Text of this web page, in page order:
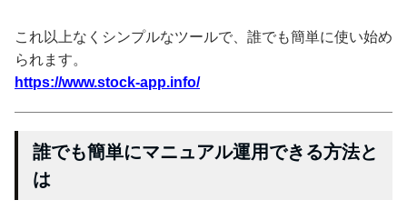
これ以上なくシンプルなツールで、誰でも簡単に使い始め
られます。
https://www.stock-app.info/
誰でも簡単にマニュアル運用できる方法と
は